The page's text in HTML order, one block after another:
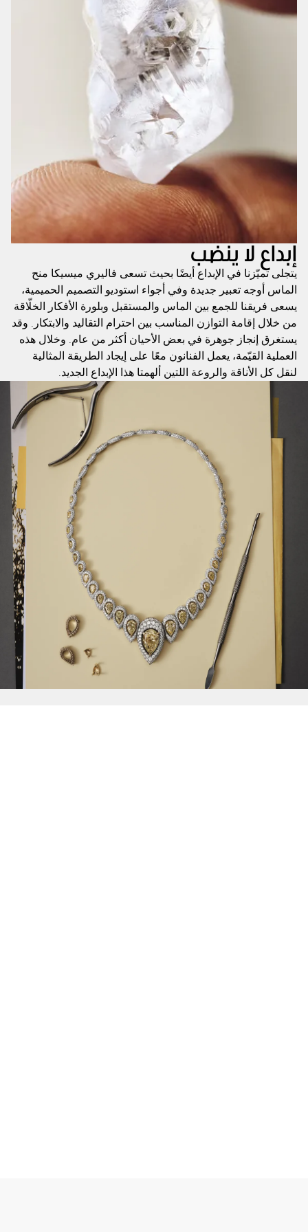
إبداع لا ينضب
يتجلى تميّزنا في الإبداع أيضًا بحيث تسعى فاليري ميسيكا منح
الماس أوجه تعبير جديدة وفي أجواء استوديو التصميم الحميمية،
يسعى فريقنا للجمع بين الماس والمستقبل وبلورة الأفكار الخلّاقة
من خلال إقامة التوازن المناسب بين احترام التقاليد والابتكار. وقد
يستغرق إنجاز جوهرة في بعض الأحيان أكثر من عام. وخلال هذه
العملية القيّمة، يعمل الفنانون معًا على إيجاد الطريقة المثالية
لنقل كل الأناقة والروعة اللتين ألهمتا هذا الإبداع الجديد.